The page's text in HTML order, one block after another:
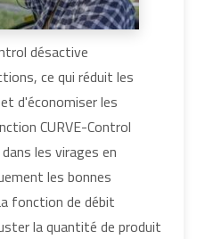
désactive
ce qui réduit les
d'économiser les
CURVE-Control
les virages en
les bonnes
fonction de débit
la quantité de produit